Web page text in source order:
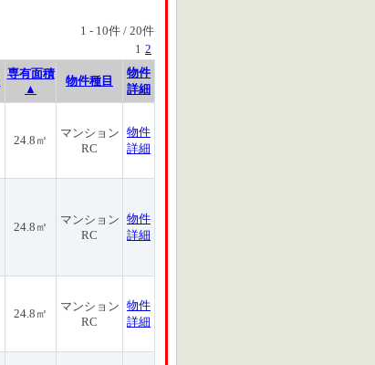
1 - 10件 / 20件
1 2
専有面積
▲
物件種目
物件
詳細
24.8㎡
マンション
RC
物件
詳細
24.8㎡
マンション
RC
物件
詳細
24.8㎡
マンション
RC
物件
詳細